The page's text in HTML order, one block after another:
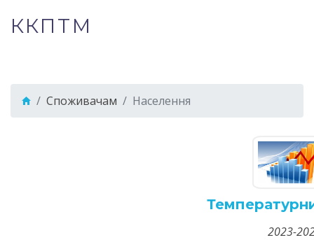
ККПТМ
Споживачам Населення
2023-